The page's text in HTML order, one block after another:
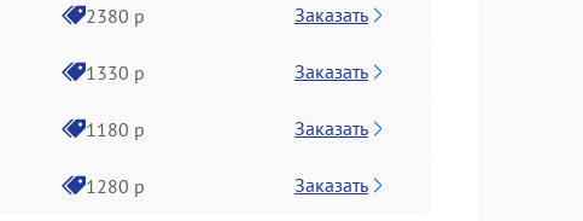
2380 р Заказать
1330 р Заказать
1180 р Заказать
1280 р Заказать